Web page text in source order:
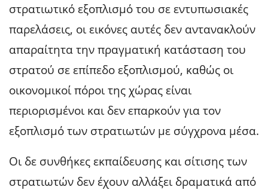
στρατιωτικό εξοπλισμό του σε εντυπωσιακές
παρελάσεις, οι εικόνες αυτές δεν αντανακλούν
απαραίτητα την πραγματική κατάσταση του
στρατού σε επίπεδο εξοπλισμού, καθώς οι
οικονομικοί πόροι της χώρας είναι
περιορισμένοι και δεν επαρκούν για τον
εξοπλισμό των στρατιωτών με σύγχρονα μέσα.
Οι δε συνθήκες εκπαίδευσης και σίτισης των
στρατιωτών δεν έχουν αλλάξει δραματικά από